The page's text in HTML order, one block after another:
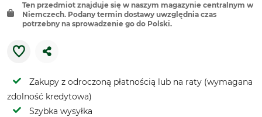
Ten przedmiot znajduje się w naszym magazynie centralnym w
Niemczech. Podany termin dostawy uwzględnia czas
potrzebny na sprowadzenie go do Polski.
Zakupy z odroczoną płatnością lub na raty (wymagana
zdolność kredytowa)
Szybka wysyłka